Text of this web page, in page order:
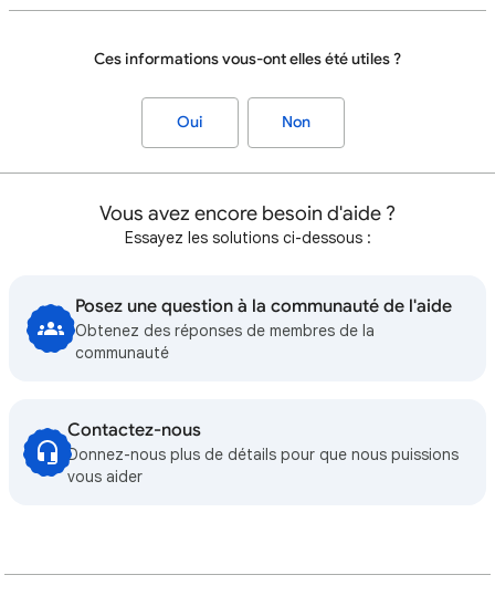
Ces informations vous-ont elles été utiles ?
Oui Non
Vous avez encore besoin d'aide ?
Essayez les solutions ci-dessous :
Posez une question à la communauté de l'aide
Obtenez des réponses de membres de la
communauté
Contactez-nous
Donnez-nous plus de détails pour que nous puissions
vous aider